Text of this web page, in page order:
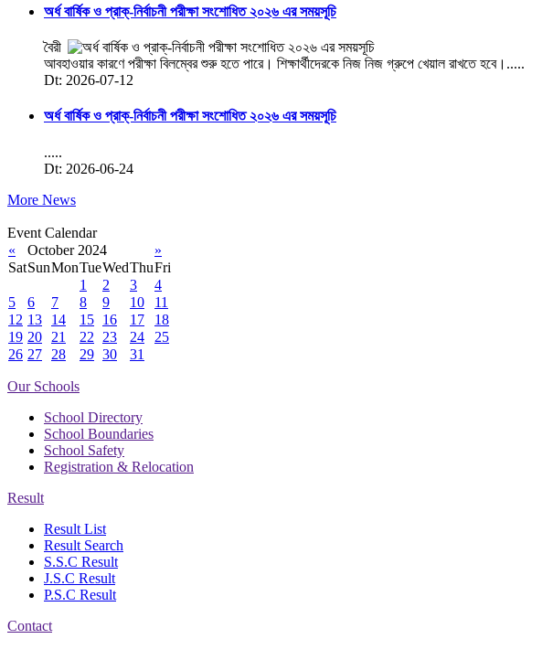
অর্ধ বার্ষিক ও প্রাক্-নির্বাচনী পরীক্ষা সংশোধিত ২০২৬ এর সময়সূচি
বৈরী
আবহাওয়ার কারণে পরীক্ষা বিলম্বের শুরু হতে পারে। শিক্ষার্থীদেরকে নিজ নিজ গ্রুপে খেয়াল রাখতে হবে।.....
Dt: 2026-07-12
অর্ধ বার্ষিক ও প্রাক্-নির্বাচনী পরীক্ষা সংশোধিত ২০২৬ এর সময়সূচি
.....
Dt: 2026-06-24
More News
Event Calendar
«
October 2024
»
SatSunMonTueWedThuFri
1
2 3
4
5
6 7 8 9 10
11
12 13 14 15 16 17
18
19 20 21 22 23 24
25
26 27 28 29 30 31
Our Schools
School Directory
School Boundaries
School Safety
Registration & Relocation
Result
Result List
Result Search
S.S.C Result
J.S.C Result
P.S.C Result
Contact